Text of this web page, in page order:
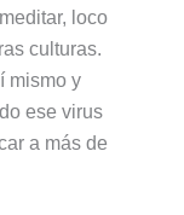
loco
culturas.
mismo y
ese virus
a más de